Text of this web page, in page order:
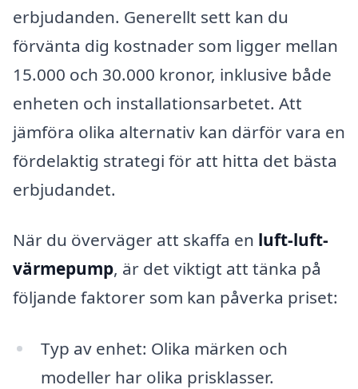
erbjudanden. Generellt sett kan du
förvänta dig kostnader som ligger mellan
15.000 och 30.000 kronor, inklusive både
enheten och installationsarbetet. Att
jämföra olika alternativ kan därför vara en
fördelaktig strategi för att hitta det bästa
erbjudandet.
När du överväger att skaffa en luft-luft-
värmepump, är det viktigt att tänka på
följande faktorer som kan påverka priset:
Typ av enhet: Olika märken och
modeller har olika prisklasser.